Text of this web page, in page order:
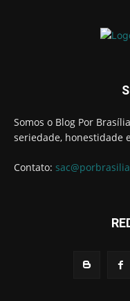
Somos o Blog Por
seriedade, honestidade
Contato: